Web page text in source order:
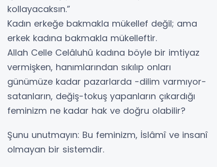
kollayacaksın.”
Kadın erkeğe bakmakla mükellef değil; ama
erkek kadına bakmakla mükelleftir.
Allah Celle Celâluhû kadına böyle bir imtiyaz
vermişken, hanımlarından sıkılıp onları
günümüze kadar pazarlarda -dilim varmıyor-
satanların, değiş-tokuş yapanların çıkardığı
feminizm ne kadar hak ve doğru olabilir?
Şunu unutmayın: Bu feminizm, İslâmî ve insanî
olmayan bir sistemdir.